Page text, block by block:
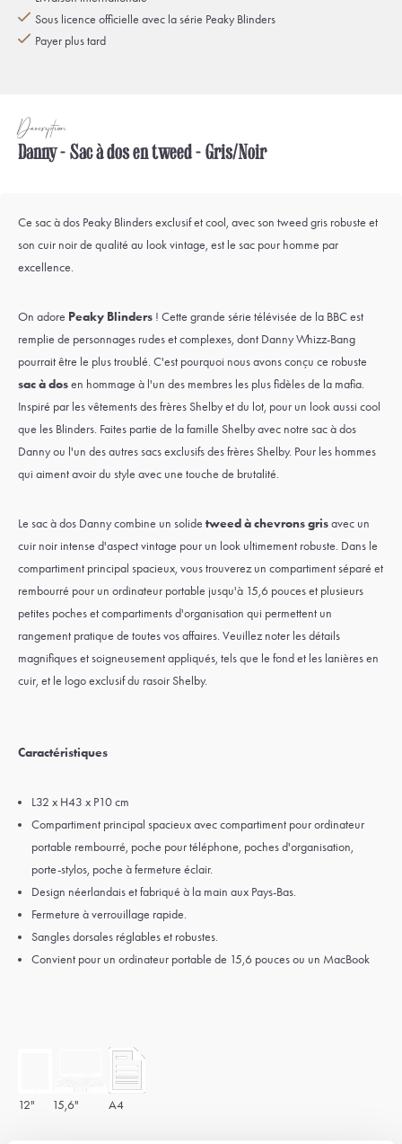
Sous licence officielle avec la série Peaky Blinders
Payer plus tard
Description
Danny - Sac à dos en tweed - Gris/Noir
Ce sac à dos Peaky Blinders exclusif et cool, avec son tweed gris robuste et
son cuir noir de qualité au look vintage, est le sac pour homme par
excellence.
On adore Peaky Blinders ! Cette grande série télévisée de la BBC est
remplie de personnages rudes et complexes, dont Danny Whizz-Bang
pourrait être le plus troublé. C'est pourquoi nous avons conçu ce robuste
sac à dosen hommage à l'un des membres les plus fidèles de la mafia.
Inspiré par les vêtements des frères Shelby et du lot, pour un look aussi cool
que les Blinders. Faites partie de la famille Shelby avec notre sac à dos
Danny ou l'un des autres sacs exclusifs des frères Shelby. Pour les hommes
qui aiment avoir du style avec une touche de brutalité.
Le sac à dos Danny combine un solide tweed à chevrons grisavec un
cuir noir intense d'aspect vintage pour un look ultimement robuste. Dans le
compartiment principal spacieux, vous trouverez un compartiment séparé et
rembourré pour un ordinateur portable jusqu'à 15,6 pouces et plusieurs
petites poches et compartiments d'organisation qui permettent un
rangement pratique de toutes vos affaires. Veuillez noter les détails
magnifiques et soigneusement appliqués, tels que le fond et les lanières en
cuir, et le logo exclusif du rasoir Shelby.
Caractéristiques
L32 x H43 x P10 cm
Compartiment principal spacieux avec compartiment pour ordinateur
portable rembourré, poche pour téléphone, poches d'organisation,
porte-stylos, poche à fermeture éclair.
Design néerlandais et fabriqué à la main aux Pays-Bas.
Fermeture à verrouillage rapide.
Sangles dorsales réglables et robustes.
Convient pour un ordinateur portable de 15,6 pouces ou un MacBook
12" 15,6" A4